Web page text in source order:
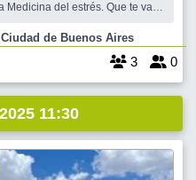
Medicina del estrés. Que te va
posturales que afectan tu es
Caballito , Ciudad de Buenos Aires
3 0
11:30